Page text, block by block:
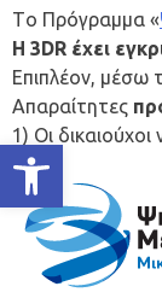
Ανοίξτε τη γραμμή
Tο Πρόγραμμα «
H 3DR έχει
Επιπλέον, μέσω
Απαραίτητες
1) Οι